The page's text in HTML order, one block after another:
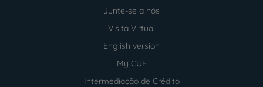
Junte-se a nós
Visita Virtual
English version
My CUF
Intermediação de Crédito